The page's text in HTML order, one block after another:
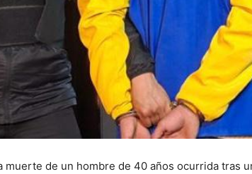
muerte de un hombre de 40 años ocurrida tras